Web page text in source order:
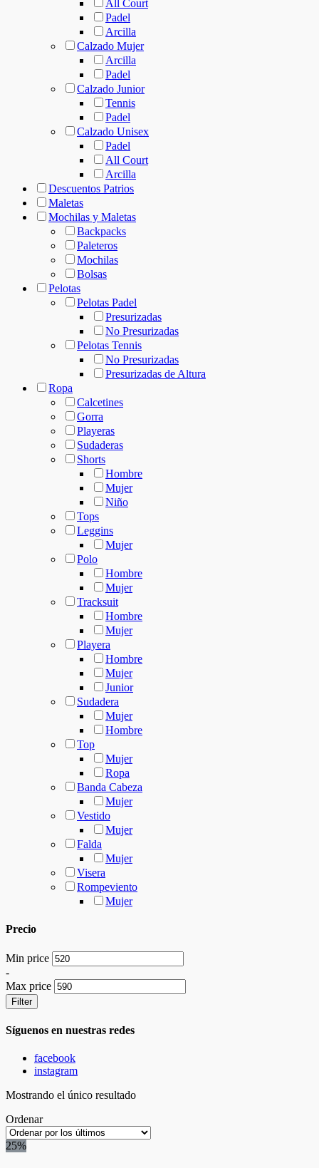
All Court
Padel
Arcilla
Calzado Mujer
Arcilla
Padel
Calzado Junior
Tennis
Padel
Calzado Unisex
Padel
All Court
Arcilla
Descuentos Patrios
Maletas
Mochilas y Maletas
Backpacks
Paleteros
Mochilas
Bolsas
Pelotas
Pelotas Padel
Presurizadas
No Presurizadas
Pelotas Tennis
No Presurizadas
Presurizadas de Altura
Ropa
Calcetines
Gorra
Playeras
Sudaderas
Shorts
Hombre
Mujer
Niño
Tops
Leggins
Mujer
Polo
Hombre
Mujer
Tracksuit
Hombre
Mujer
Playera
Hombre
Mujer
Junior
Sudadera
Mujer
Hombre
Top
Mujer
Ropa
Banda Cabeza
Mujer
Vestido
Mujer
Falda
Mujer
Visera
Rompeviento
Mujer
Precio
Min price
-
Max price
Filter
Síguenos en nuestras redes
facebook
instagram
Mostrando el único resultado
Ordenar
25%